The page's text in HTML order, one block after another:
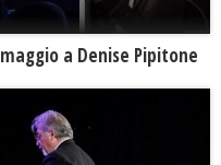
a Denise Pipitone